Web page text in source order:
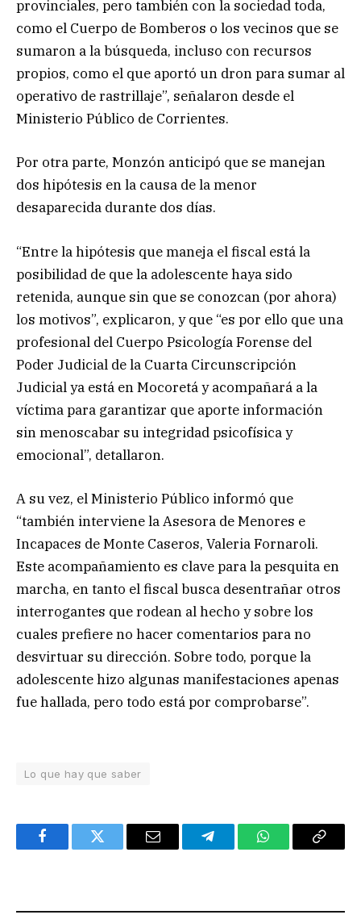
provinciales, pero también con la sociedad toda,
como el Cuerpo de Bomberos o los vecinos que se
sumaron a la búsqueda, incluso con recursos
propios, como el que aportó un dron para sumar al
operativo de rastrillaje”, señalaron desde el
Ministerio Público de Corrientes.
Por otra parte, Monzón anticipó que se manejan
dos hipótesis en la causa de la menor
desaparecida durante dos días.
“Entre la hipótesis que maneja el fiscal está la
posibilidad de que la adolescente haya sido
retenida, aunque sin que se conozcan (por ahora)
los motivos”, explicaron, y que “es por ello que una
profesional del Cuerpo Psicología Forense del
Poder Judicial de la Cuarta Circunscripción
Judicial ya está en Mocoretá y acompañará a la
víctima para garantizar que aporte información
sin menoscabar su integridad psicofísica y
emocional”, detallaron.
A su vez, el Ministerio Público informó que
“también interviene la Asesora de Menores e
Incapaces de Monte Caseros, Valeria Fornaroli.
Este acompañamiento es clave para la pesquita en
marcha, en tanto el fiscal busca desentrañar otros
interrogantes que rodean al hecho y sobre los
cuales prefiere no hacer comentarios para no
desvirtuar su dirección. Sobre todo, porque la
adolescente hizo algunas manifestaciones apenas
fue hallada, pero todo está por comprobarse”.
Lo que hay que saber
FacebookTwitter Email TelegramWhatsAppCopy